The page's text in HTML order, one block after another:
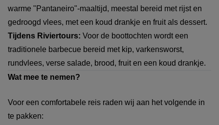
warme "Pantaneiro"-maaltijd, meestal bereid met rijst en
gedroogd vlees, met een koud drankje en fruit als dessert.
Tijdens Riviertours: Voor de boottochten wordt een
traditionele barbecue bereid met kip, varkensworst,
rundvlees, verse salade, brood, fruit en een koud drankje.
Wat mee te nemen?
Voor een comfortabele reis raden wij aan het volgende in
te pakken: